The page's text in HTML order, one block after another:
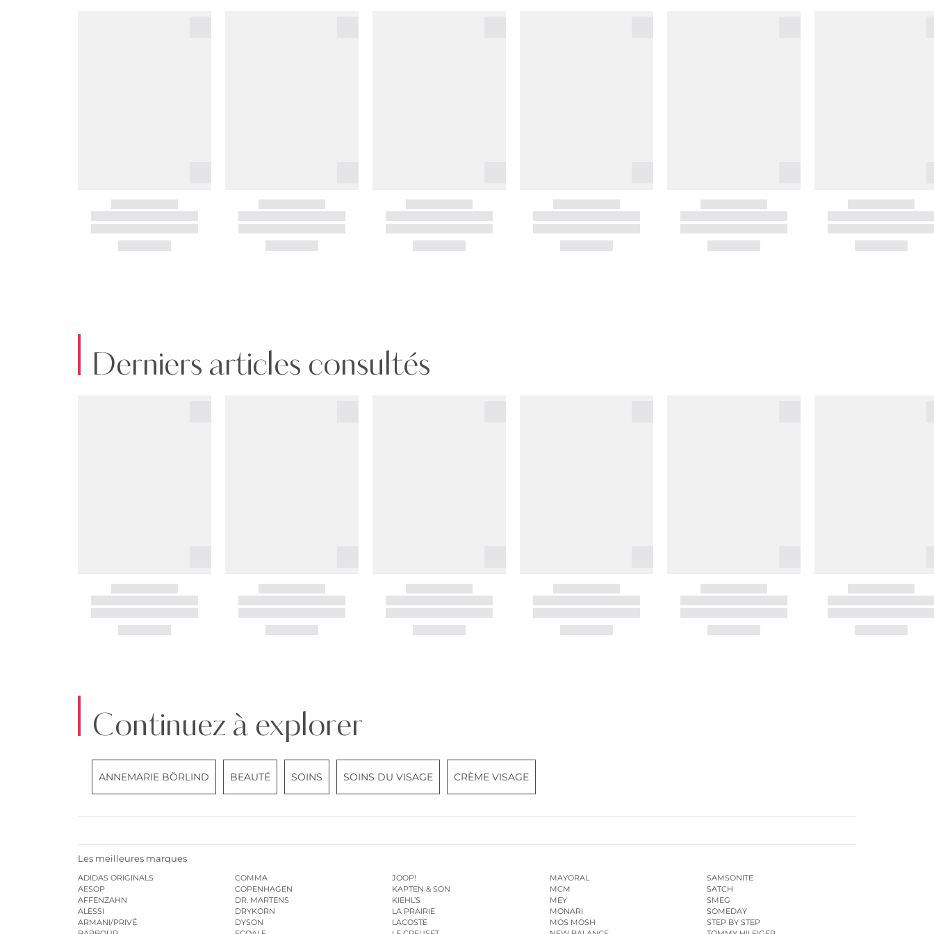
Derniers articles consultés
Continuez à explorer
ANNEMARIE BÖRLIND BEAUTÉ SOINS SOINS DU VISAGE CRÈME VISAGE
Les meilleures marques
ADIDAS ORIGINALS
AESOP
AFFENZAHN
ALESSI
ARMANI/PRIVÉ
COMMA
COPENHAGEN
DR. MARTENS
DRYKORN
DYSON
JOOP!
KAPTEN & SON
KIEHL’S
LA PRAIRIE
LACOSTE
MAYORAL
MCM
MEY
MONARI
MOS MOSH
SAMSONITE
SATCH
SMEG
SOMEDAY
STEP BY STEP